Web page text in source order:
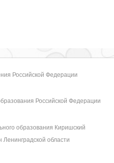
Российской Федерации
Российской Федерации
образования Киришский
области